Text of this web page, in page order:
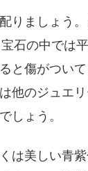
りましょう
石の中では
と傷がつい
他のジュエ
しょう。
は美しい青